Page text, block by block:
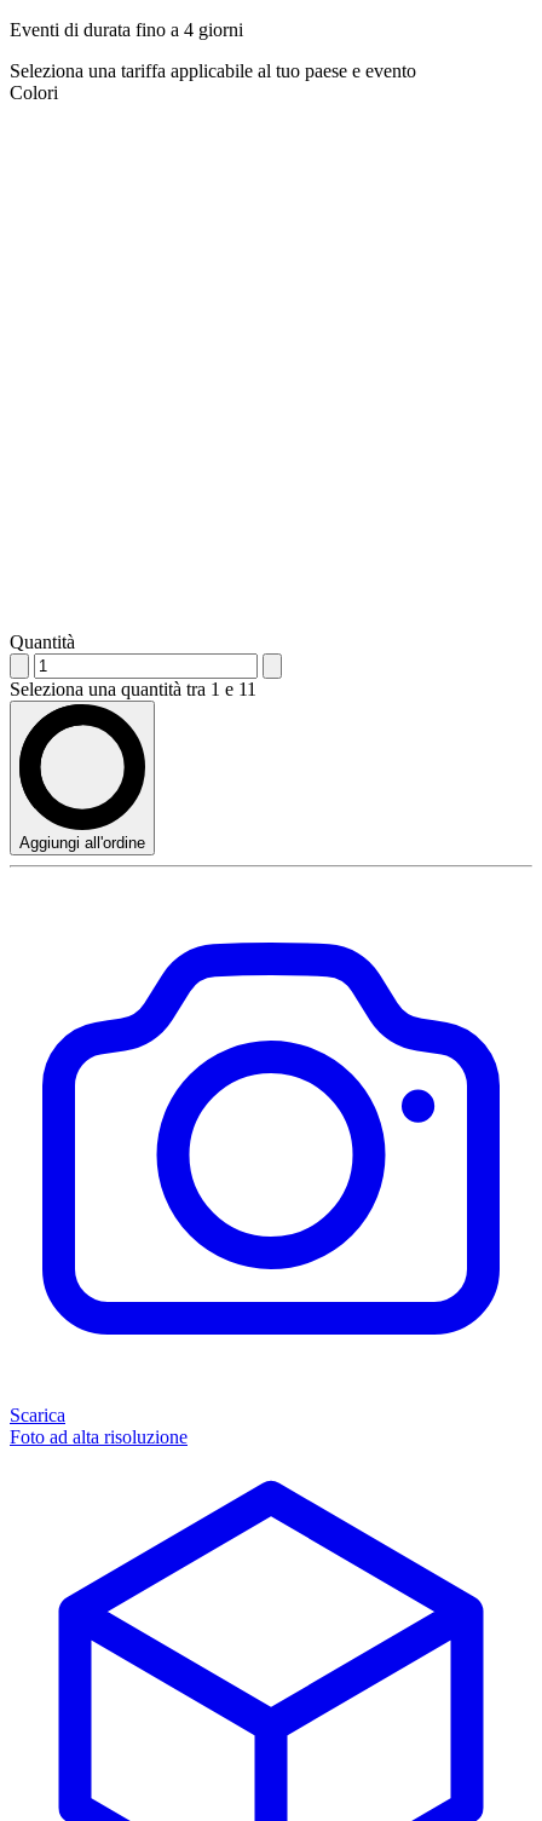
Eventi di durata fino a 4 giorni
Seleziona una tariffa applicabile al tuo paese e evento
Colori
Quantità
Seleziona una quantità tra 1 e 11
Aggiungi all'ordine
Scarica
Foto ad alta risoluzione